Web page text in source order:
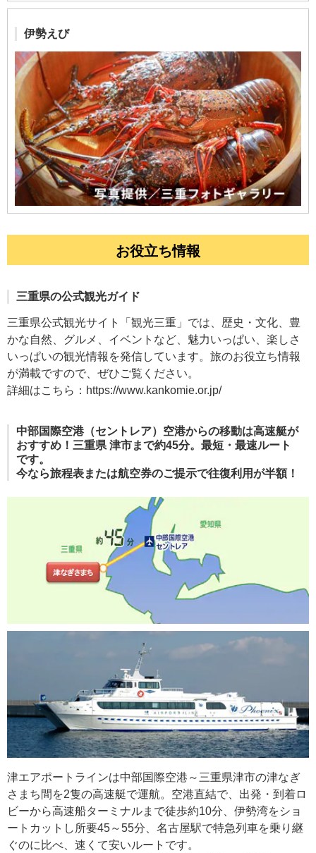
伊勢えび
お役立ち情報
三重県の公式観光ガイド
三重県公式観光サイト「観光三重」では、歴史・文化、豊
かな自然、グルメ、イベントなど、魅力いっぱい、楽しさ
いっぱいの観光情報を発信しています。旅のお役立ち情報
が満載ですので、ぜひご覧ください。
詳細はこちら：https://www.kankomie.or.jp/
中部国際空港（セントレア）空港からの移動は高速艇が
おすすめ！三重県 津市まで約45分。最短・最速ルート
です。
今なら旅程表または航空券のご提示で往復利用が半額！
津エアポートラインは中部国際空港～三重県津市の津なぎ
さまち間を2隻の高速艇で運航。空港直結で、出発・到着ロ
ビーから高速船ターミナルまで徒歩約10分、伊勢湾をショ
ートカットし所要45～55分、名古屋駅で特急列車を乗り継
ぐのに比べ、速くて安いルートです。